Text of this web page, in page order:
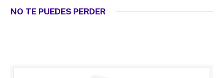
NO TE PUEDES PERDER